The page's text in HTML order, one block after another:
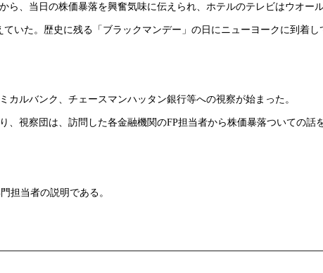
ら、当日の株価暴落を興奮気味に伝えられ、ホテルのテレビはウオー
いた。歴史に残る「ブラックマンデー」の日にニューヨークに到着し
ルバンク、チェースマンハッタン銀行等への視察が始まった。
、視察団は、訪問した各金融機関のFP担当者から株価暴落ついての話
担当者の説明である。